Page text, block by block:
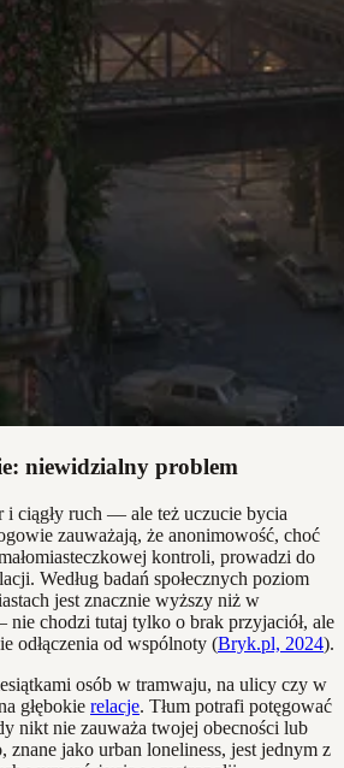
niewidzialny problem
i ciągły ruch — ale też uczucie bycia
zauważają, że anonimowość, choć
kontroli, prowadzi do
Według badań społecznych poziom
jest znacznie wyższy niż w
chodzi tutaj tylko o brak przyjaciół, ale
odłączenia od wspólnoty (Bryk.pl, 2024).
osób w tramwaju, na ulicy czy w
głębokie relacje. Tłum potrafi potęgować
nikt nie zauważa twojej obecności lub
znane jako urban loneliness, jest jednym z